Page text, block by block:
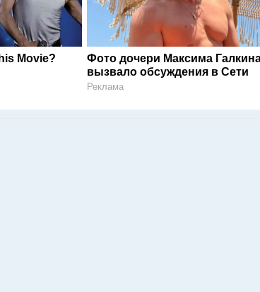
Movie?
Фото дочери Максима
вызвало обсуждения в Сети
Реклама